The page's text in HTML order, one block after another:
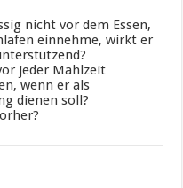
nicht vor dem Essen,
einnehme, wirkt er
jeder Mahlzeit
wenn er als
dienen soll?